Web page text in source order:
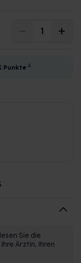
Punkte 4
Sie die
Ärztin, Ihren